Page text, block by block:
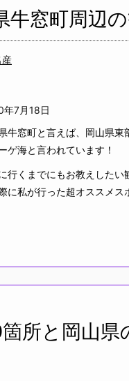
牛窓町周辺
産
年7月18日
牛窓町と言えば、岡山県東
ゲ海と言われています！
行くまでにもお教えしたい
に私が行った超オススメス
所と岡山県